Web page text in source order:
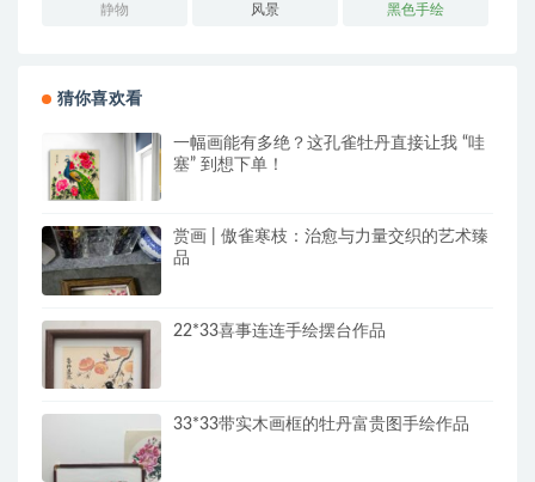
静物 风景 黑色手绘
猜你喜欢看
一幅画能有多绝？这孔雀牡丹直接让我 “哇
塞” 到想下单！
赏画 | 傲雀寒枝：治愈与力量交织的艺术臻
品
22*33喜事连连手绘摆台作品
33*33带实木画框的牡丹富贵图手绘作品